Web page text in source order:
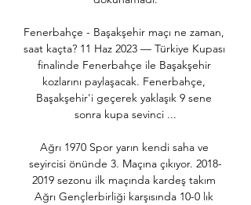
Fenerbahçe - Başakşehir maçı ne zaman,
saat kaçta? 11 Haz 2023 — Türkiye Kupası
finalinde Fenerbahçe ile Başakşehir
kozlarını paylaşacak. Fenerbahçe,
Başakşehir'i geçerek yaklaşık 9 sene
sonra kupa sevinci ...
Ağrı 1970 Spor yarın kendi saha ve
seyircisi önünde 3. Maçına çıkıyor. 2018-
2019 sezonu ilk maçında kardeş takım
Ağrı Gençlerbirliği karşısında 10-0 lık